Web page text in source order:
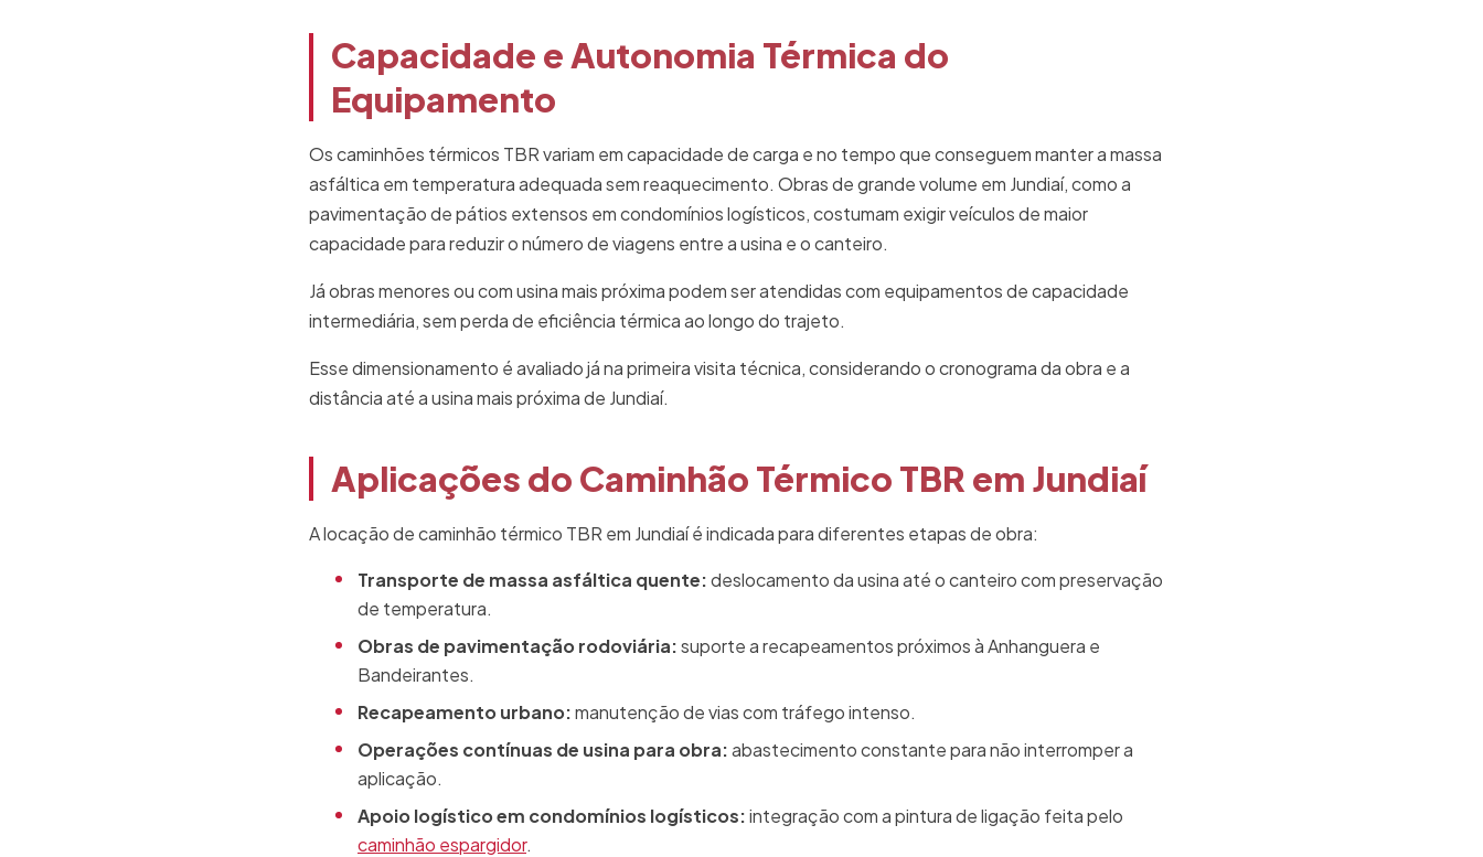
Capacidade e Autonomia Térmica do
Equipamento
Os caminhões térmicos TBR variam em capacidade de carga e no tempo que conseguem manter a massa
asfáltica em temperatura adequada sem reaquecimento. Obras de grande volume em Jundiaí, como a
pavimentação de pátios extensos em condomínios logísticos, costumam exigir veículos de maior
capacidade para reduzir o número de viagens entre a usina e o canteiro.
Já obras menores ou com usina mais próxima podem ser atendidas com equipamentos de capacidade
intermediária, sem perda de eficiência térmica ao longo do trajeto.
Esse dimensionamento é avaliado já na primeira visita técnica, considerando o cronograma da obra e a
distância até a usina mais próxima de Jundiaí.
Aplicações do Caminhão Térmico TBR em Jundiaí
A locação de caminhão térmico TBR em Jundiaí é indicada para diferentes etapas de obra:
Transporte de massa asfáltica quente:deslocamento da usina até o canteiro com preservação
de temperatura.
Obras de pavimentação rodoviária:suporte a recapeamentos próximos à Anhanguera e
Bandeirantes.
Recapeamento urbano:manutenção de vias com tráfego intenso.
Operações contínuas de usina para obra:abastecimento constante para não interromper a
aplicação.
Apoio logístico em condomínios logísticos:integração com a pintura de ligação feita pelo
caminhão espargidor.